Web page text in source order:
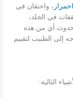
، واحتقان في
في الجلد،
حدوث أي من هذه
إلى الطبيب لتقييم
التالية: